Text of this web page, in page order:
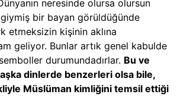
neresinde olursa olursun
bir bayan görüldüğünde
etmeksizin kişinin aklına
geliyor. Bunlar artık genel kabulde
durumundadırlar. Bu ve
dinlerde benzerleri olsa bile,
Müslüman kimliğini temsil ettiği